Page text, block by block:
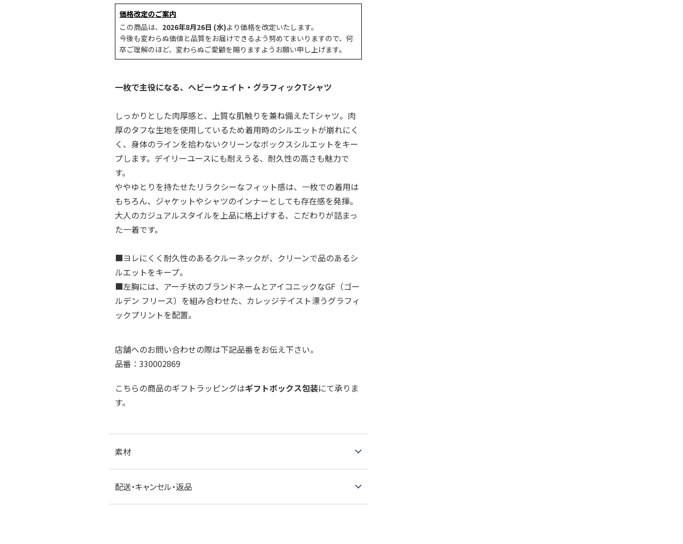
価格改定のご案内
この商品は、 2026年8月26日 (水)より価格を改定いたします。
今後も変わらぬ価値と品質をお届けできるよう努めてまいりますので、何
卒ご理解のほど、変わらぬご愛顧を賜りますようお願い申し上げます。
一枚で主役になる、ヘビーウェイト・グラフィックTシャツ
しっかりとした肉厚感と、上質な肌触りを兼ね備えたTシャツ。肉
厚のタフな生地を使用しているため着用時のシルエットが崩れにく
く、身体のラインを拾わないクリーンなボックスシルエットをキー
プします。デイリーユースにも耐えうる、耐久性の高さも魅力で
す。
ややゆとりを持たせたリラクシーなフィット感は、一枚での着用は
もちろん、ジャケットやシャツのインナーとしても存在感を発揮。
大人のカジュアルスタイルを上品に格上げする、こだわりが詰まっ
た一着です。
■ヨレにくく耐久性のあるクルーネックが、クリーンで品のあるシ
ルエットをキープ。
■左胸には、アーチ状のブランドネームとアイコニックなGF（ゴー
ルデン フリース）を組み合わせた、カレッジテイスト漂うグラフィ
ックプリントを配置。
店舗へのお問い合わせの際は下記品番をお伝え下さい。
品番：330002869
こちらの商品のギフトラッピングはギフトボックス包装にて承りま
す。
素材
配送・キャンセル・返品